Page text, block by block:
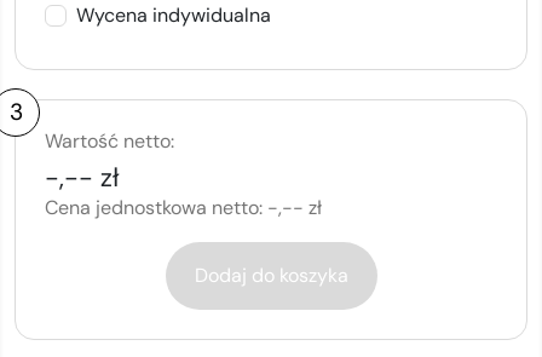
Wycena indywidualna
3
Wartość netto:
-,-- zł
Cena jednostkowa netto: -,-- zł
Dodaj do koszyka